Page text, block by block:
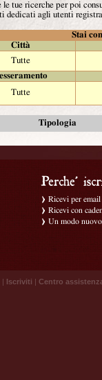
tue ricerche per poi
dedicati agli utenti
Stai
Città
Tutte
Tutte
Tipologia
Ricevi per
Ricevi con
Un modo
| Iscriviti | Centro